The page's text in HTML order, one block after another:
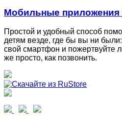
Мобильные
Простой и удобный способ
детям везде, где бы вы ни
свой смартфон и пожертвуйте
же просто, как позвонить.